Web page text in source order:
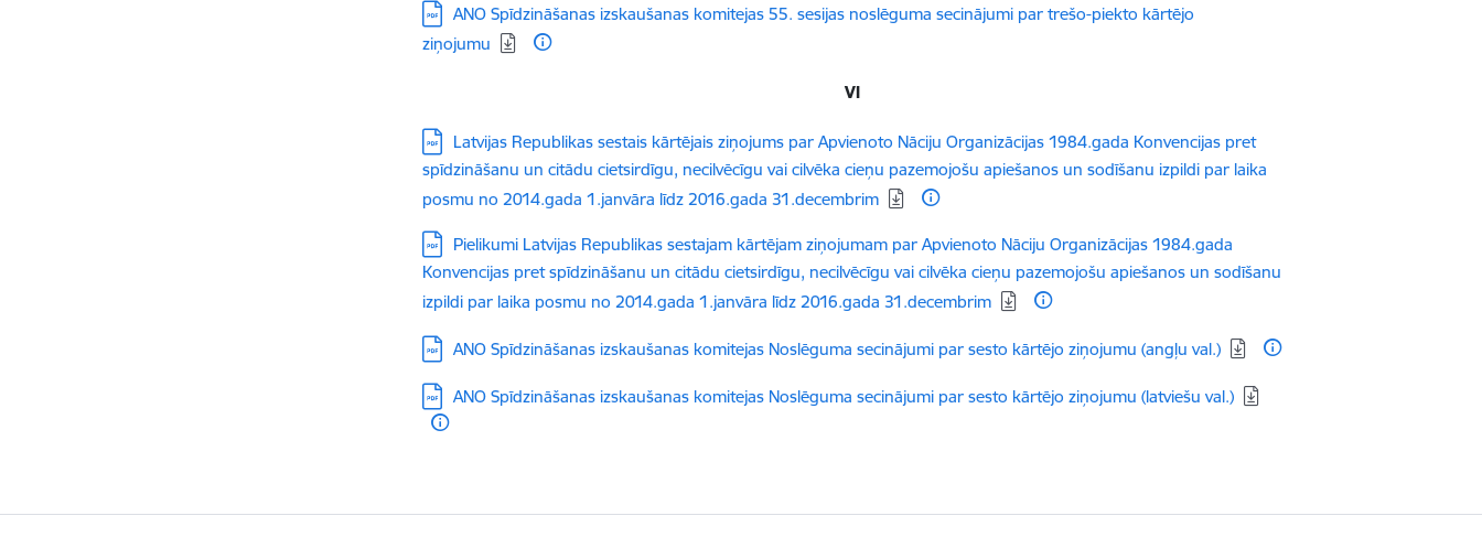
Lejupielādēt:
ANO Spīdzināšanas izskaušanas komitejas 55. sesijas noslēguma secinājumi par trešo-piekto kārtējo
ziņojumu
VI
Lejupielādēt:
Latvijas Republikas sestais kārtējais ziņojums par Apvienoto Nāciju Organizācijas 1984.gada Konvencijas pret
spīdzināšanu un citādu cietsirdīgu, necilvēcīgu vai cilvēka cieņu pazemojošu apiešanos un sodīšanu izpildi par laika
posmu no 2014.gada 1.janvāra līdz 2016.gada 31.decembrim
Lejupielādēt:
Pielikumi Latvijas Republikas sestajam kārtējam ziņojumam par Apvienoto Nāciju Organizācijas 1984.gada
Konvencijas pret spīdzināšanu un citādu cietsirdīgu, necilvēcīgu vai cilvēka cieņu pazemojošu apiešanos un sodīšanu
izpildi par laika posmu no 2014.gada 1.janvāra līdz 2016.gada 31.decembrim
Lejupielādēt:
ANO Spīdzināšanas izskaušanas komitejas Noslēguma secinājumi par sesto kārtējo ziņojumu (angļu val.)
Lejupielādēt:
ANO Spīdzināšanas izskaušanas komitejas Noslēguma secinājumi par sesto kārtējo ziņojumu (latviešu val.)